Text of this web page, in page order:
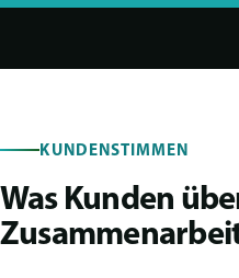
KUNDENSTIMMEN
Was Kunden